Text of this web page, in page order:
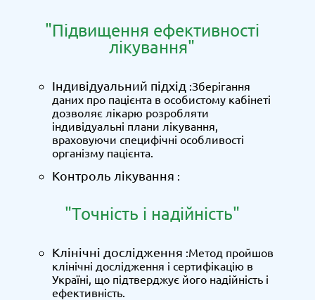
"Підвищення ефективності
лікування"
Індивідуальний підхід :Зберігання
даних про пацієнта в особистому кабінеті
дозволяє лікарю розробляти
індивідуальні плани лікування,
враховуючи специфічні особливості
організму пацієнта.
Контроль лікування :
"Точність і надійність"
Клінічні дослідження :Метод пройшов
клінічні дослідження і сертифікацію в
Україні, що підтверджує його надійність і
ефективність.